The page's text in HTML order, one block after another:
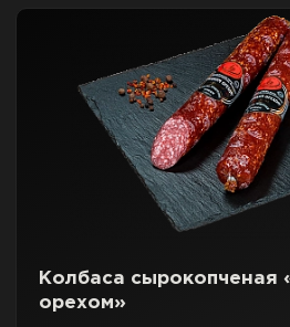
Колбаса сырокопченая
орехом»